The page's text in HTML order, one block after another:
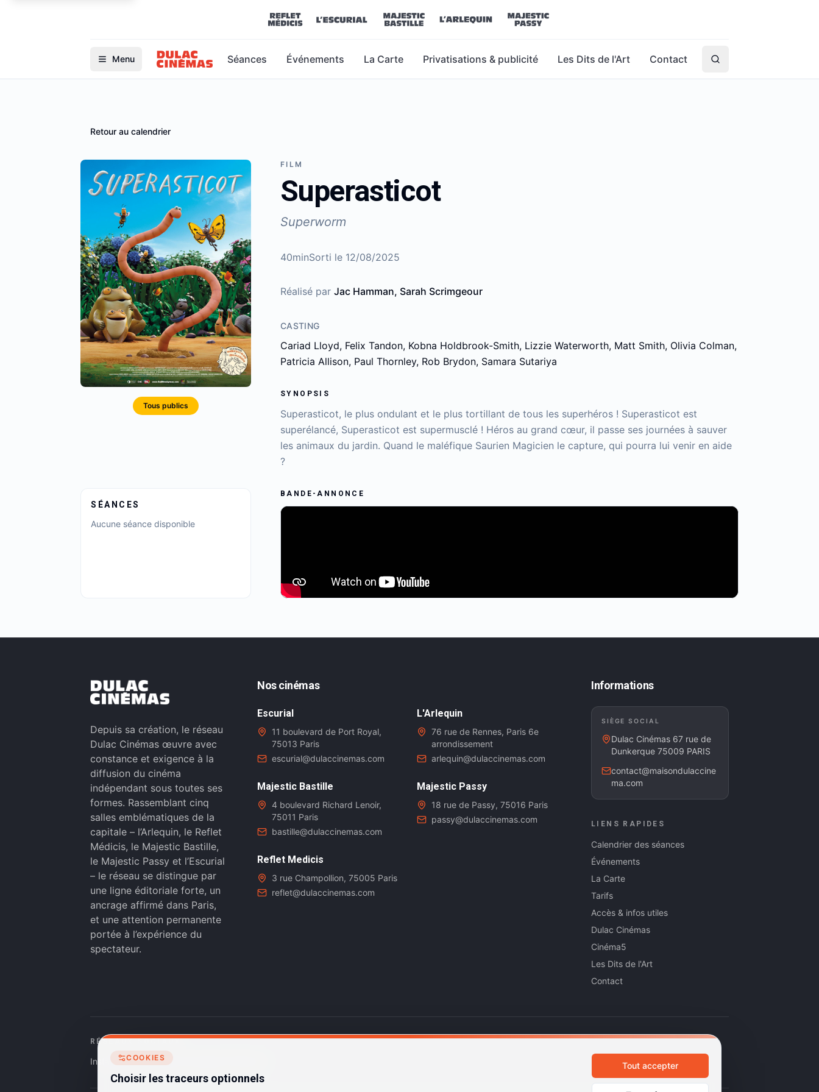
Menu Séances Événements La Carte Privatisations & publicité Les Dits de l'Art Contact
Retour au calendrier
Tous publics
SÉANCES
Aucune séance disponible
FILM
Superasticot
Superworm
40minSorti le 12/08/2025
Réalisé par Jac Hamman, Sarah Scrimgeour
CASTING
Cariad Lloyd, Felix Tandon, Kobna Holdbrook-Smith, Lizzie Waterworth, Matt Smith, Olivia Colman,
Patricia Allison, Paul Thornley, Rob Brydon, Samara Sutariya
SYNOPSIS
Superasticot, le plus ondulant et le plus tortillant de tous les superhéros ! Superasticot est
superélancé, Superasticot est supermusclé ! Héros au grand cœur, il passe ses journées à sauver
les animaux du jardin. Quand le maléfique Saurien Magicien le capture, qui pourra lui venir en aide
?
BANDE-ANNONCE
Depuis sa création, le réseau
Dulac Cinémas œuvre avec
constance et exigence à la
diffusion du cinéma
indépendant sous toutes ses
formes. Rassemblant cinq
salles emblématiques de la
capitale – l’Arlequin, le Reflet
Médicis, le Majestic Bastille,
le Majestic Passy et l’Escurial
– le réseau se distingue par
une ligne éditoriale forte, un
ancrage affirmé dans Paris,
et une attention permanente
portée à l’expérience du
spectateur.
Nos cinémas
Escurial
11 boulevard de Port Royal,
75013 Paris
escurial@dulaccinemas.com
L'Arlequin
76 rue de Rennes, Paris 6e
arrondissement
arlequin@dulaccinemas.com
Majestic Bastille
4 boulevard Richard Lenoir,
75011 Paris
bastille@dulaccinemas.com
Majestic Passy
18 rue de Passy, 75016 Paris
passy@dulaccinemas.com
Reflet Medicis
3 rue Champollion, 75005 Paris
reflet@dulaccinemas.com
Informations
SIÈGE SOCIAL
Dulac Cinémas 67 rue de
Dunkerque 75009 PARIS
contact@maisondulaccine
ma.com
LIENS RAPIDES
Calendrier des séances
Événements
La Carte
Tarifs
Accès & infos utiles
Dulac Cinémas
Cinéma5
Les Dits de l'Art
Contact
RÉSEAUX SOCIAUX
Instagram Facebook
COOKIES
Choisir les traceurs optionnels
Tout accepter